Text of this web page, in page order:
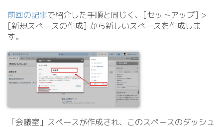
前回の記事で紹介した手順と同じく、[セットアップ] >
[新規スペースの作成] から新しいスペースを作成しま
す。
「会議室」スペースが作成され、このスペースのダッシュ